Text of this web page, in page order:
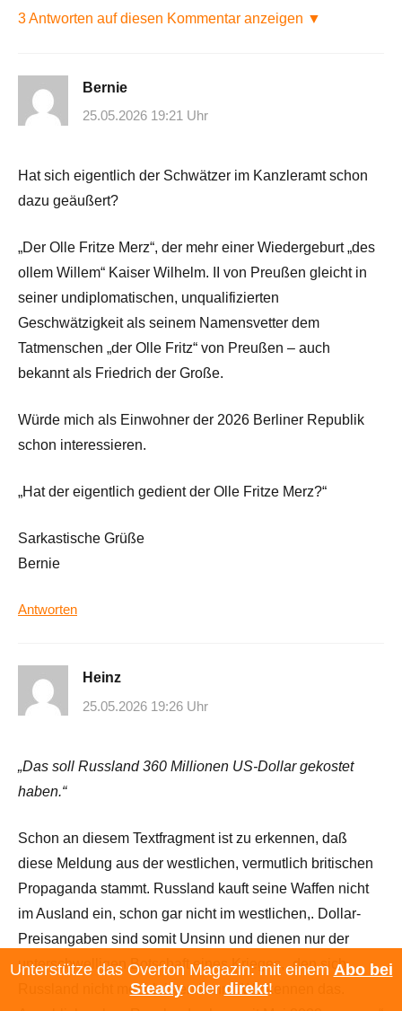
3 Antworten auf diesen Kommentar anzeigen ▼
Bernie
25.05.2026 19:21 Uhr
Hat sich eigentlich der Schwätzer im Kanzleramt schon
dazu geäußert?
„Der Olle Fritze Merz“, der mehr einer Wiedergeburt „des
ollem Willem“ Kaiser Wilhelm. II von Preußen gleicht in
seiner undiplomatischen, unqualifizierten
Geschwätzigkeit als seinem Namensvetter dem
Tatmenschen „der Olle Fritz“ von Preußen – auch
bekannt als Friedrich der Große.
Würde mich als Einwohner der 2026 Berliner Republik
schon interessieren.
„Hat der eigentlich gedient der Olle Fritze Merz?“
Sarkastische Grüße
Bernie
Antworten
Heinz
25.05.2026 19:26 Uhr
„Das soll Russland 360 Millionen US-Dollar gekostet
haben.“
Schon an diesem Textfragment ist zu erkennen, daß
diese Meldung aus der westlichen, vermutlich britischen
Propaganda stammt. Russland kauft seine Waffen nicht
im Ausland ein, schon gar nicht im westlichen,. Dollar-
Preisangaben sind somit Unsinn und dienen nur der
unterschwelligen Botschaft eines Krieges, „den sich
Russland nicht mehr leisten kann.“ Wir kennen das.
Unterstütze das Overton Magazin: mit einem Abo bei
Steadyoder direkt!